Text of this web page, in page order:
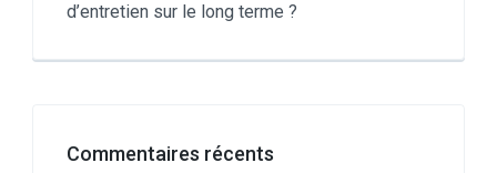
d’entretien sur le long terme ?
Commentaires récents